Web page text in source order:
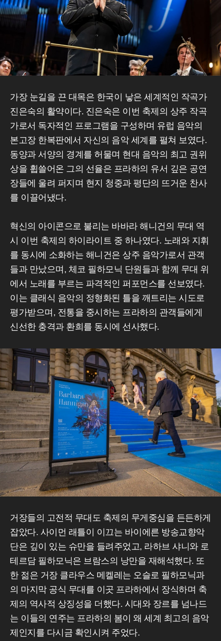
가장 눈길을 끈 대목은 한국이 낳은 세계적인 작곡가
진은숙의 활약이다. 진은숙은 이번 축제의 상주 작곡
가로서 독자적인 프로그램을 구성하며 유럽 음악의
본고장 한복판에서 자신의 음악 세계를 펼쳐 보였다.
동양과 서양의 경계를 허물며 현대 음악의 최고 권위
상을 휩쓸어온 그의 선율은 프라하의 유서 깊은 공연
장들에 울려 퍼지며 현지 청중과 평단의 뜨거운 찬사
를 이끌어냈다.
혁신의 아이콘으로 불리는 바바라 해니건의 무대 역
시 이번 축제의 하이라이트 중 하나였다. 노래와 지휘
를 동시에 소화하는 해니건은 상주 음악가로서 관객
들과 만났으며, 체코 필하모닉 단원들과 함께 무대 위
에서 노래를 부르는 파격적인 퍼포먼스를 선보였다.
이는 클래식 음악의 정형화된 틀을 깨트리는 시도로
평가받으며, 전통을 중시하는 프라하의 관객들에게
신선한 충격과 환희를 동시에 선사했다.
거장들의 고전적 무대도 축제의 무게중심을 든든하게
잡았다. 사이먼 래틀이 이끄는 바이에른 방송교향악
단은 깊이 있는 슈만을 들려주었고, 라하브 샤니와 로
테르담 필하모닉은 브람스의 낭만을 재해석했다. 또
한 젊은 거장 클라우스 메켈레는 오슬로 필하모닉과
의 마지막 공식 무대를 이곳 프라하에서 장식하며 축
제의 역사적 상징성을 더했다. 시대와 장르를 넘나드
는 이들의 연주는 프라하의 봄이 왜 세계 최고의 음악
제인지를 다시금 확인시켜 주었다.